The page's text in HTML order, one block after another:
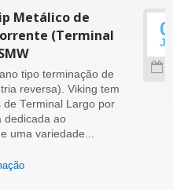
Metálico de
(Terminal
tipo terminação de
reversa). Viking tem
Terminal Largo por
dedicada ao
uma variedade...